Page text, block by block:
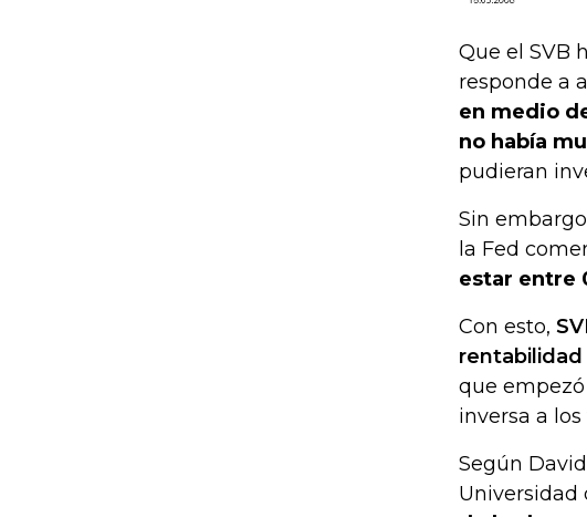
Que el SVB
responde a
en medio
no había
pudieran
Sin
la Fed
estar entre
Con esto,
que
inversa a los
Según
Universidad